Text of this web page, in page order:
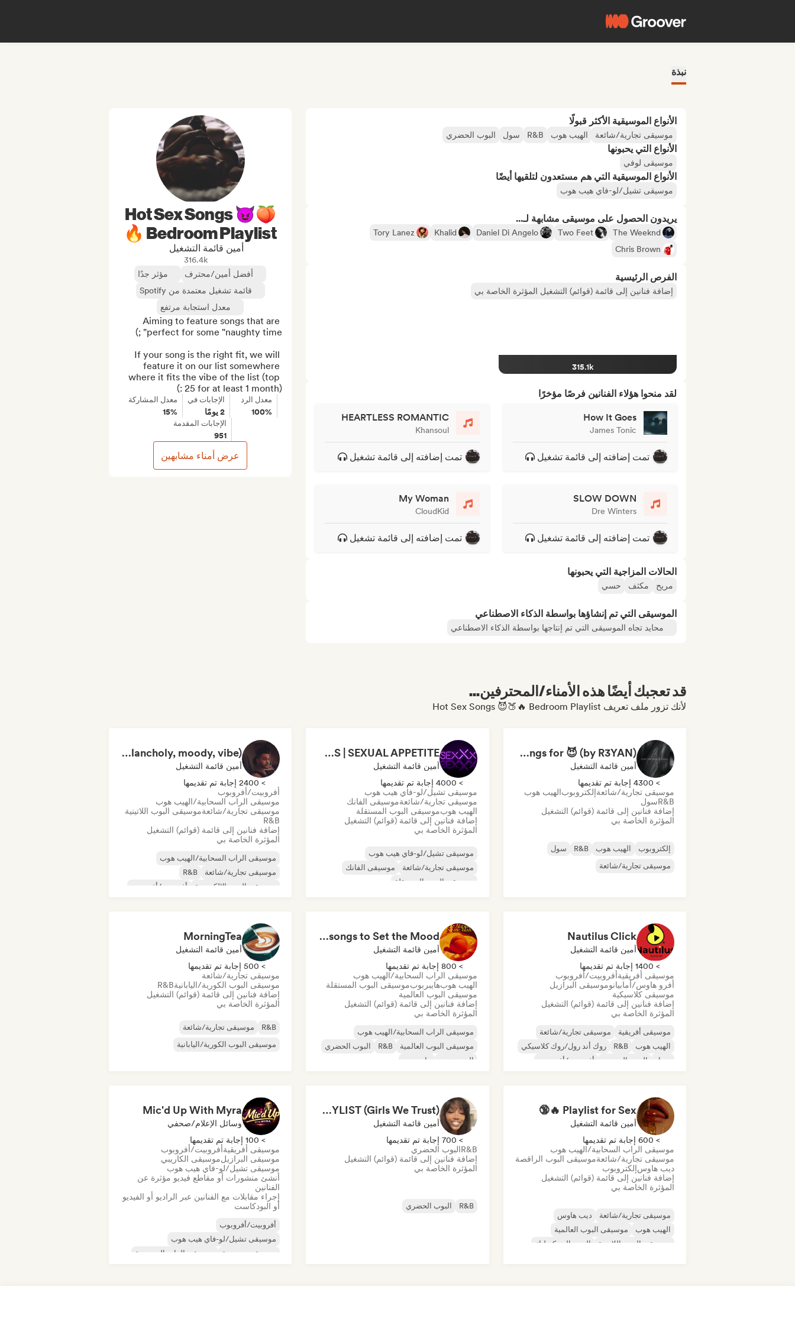
نبذة
الأنواع الموسيقية الأكثر قبولًا
موسيقى تجارية/شائعة الهيب هوب R&B سول البوب الحضري
الأنواع التي يحبونها
موسيقى لوفي
الأنواع الموسيقية التي هم مستعدون لتلقيها أيضًا
موسيقى تشيل/لو-فاي هيب هوب
يريدون الحصول على موسيقى مشابهة لـ...
The Weeknd
Two Feet
Daniel Di Angelo
Khalid
Tory Lanez
Chris Brown
الفرص الرئيسية
إضافة فنانين إلى قائمة (قوائم) التشغيل المؤثرة الخاصة بي
315.1k
لقد منحوا هؤلاء الفنانين فرصًا مؤخرًا
How It Goes
James Tonic
تمت إضافته إلى قائمة تشغيل
HEARTLESS ROMANTIC
Khansoul
تمت إضافته إلى قائمة تشغيل
SLOW DOWN
Dre Winters
تمت إضافته إلى قائمة تشغيل
My Woman
CloudKid
تمت إضافته إلى قائمة تشغيل
الحالات المزاجية التي يحبونها
مريح مكثف حسي
الموسيقى التي تم إنشاؤها بواسطة الذكاء الاصطناعي
محايد تجاه الموسيقى التي تم إنتاجها بواسطة الذكاء الاصطناعي
Hot Sex Songs 😈🍑
🔥 Bedroom Playlist
أمين قائمة التشغيل
316.4k
أفضل أمين/محترف
مؤثر جدًا
قائمة تشغيل معتمدة من Spotify
معدل استجابة مرتفع
Aiming to feature songs that are
perfect for some "naughty time" ;)
If your song is the right fit, we will
feature it on our list somewhere
where it fits the vibe of the list (top
25 for at least 1 month) :)
معدل الرد
100%
الإجابات في
2 يومًا
معدل المشاركة
15%
الإجابات المقدمة
951
عرض أمناء مشابهين
قد تعجبك أيضًا هذه الأمناء/المحترفين...
لأنك تزور ملف تعريف Hot Sex Songs 😈🍑🔥 Bedroom Playlist
Sensual songs for 😈 (by R3YAN)
أمين قائمة التشغيل
> 4300 إجابة تم تقديمها
موسيقى تجارية/شائعةإلكتروبوبالهيب هوب
R&Bسول
إضافة فنانين إلى قائمة (قوائم) التشغيل
المؤثرة الخاصة بي
إلكتروبوب الهيب هوب R&B
سول
موسيقى تجارية/شائعة
THE SEXXX PLAYLIST🔞: HOTTEST BEDROOM SONGS | SEXUAL APPETITE 👅💦
أمين قائمة التشغيل
> 4000 إجابة تم تقديمها
موسيقى تشيل/لو-فاي هيب هوب
موسيقى تجارية/شائعةموسيقى الفانك
الهيب هوبموسيقى البوب المستقلة
إضافة فنانين إلى قائمة (قوائم) التشغيل
المؤثرة الخاصة بي
موسيقى تشيل/لو-فاي هيب هوب
موسيقى تجارية/شائعة
موسيقى الفانك
موسيقى البوب المستقلة
The Weeknd Hottest Vibes🥵🔥(pop, rock, rnb, hiphop, sexy, dark, sad, chill, melancholy, moody, vibe)
أمين قائمة التشغيل
> 2400 إجابة تم تقديمها
أفروبيت/أفروبوب
موسيقى الراب السحابية/الهيب هوب
موسيقى تجارية/شائعةموسيقى البوب اللاتينية
R&B
إضافة فنانين إلى قائمة (قوائم) التشغيل
المؤثرة الخاصة بي
موسيقى الراب السحابية/الهيب هوب
موسيقى تجارية/شائعة
R&B
موسيقى البوب الإلكترونية
أفروبيت/أفروبوب
Nautilus Click
أمين قائمة التشغيل
> 1400 إجابة تم تقديمها
موسيقى أفريقيةأفروبيت/أفروبوب
أفرو هاوس/أمابيانوموسيقى البرازيل
موسيقى كلاسيكية
إضافة فنانين إلى قائمة (قوائم) التشغيل
المؤثرة الخاصة بي
موسيقى أفريقية
موسيقى تجارية/شائعة
الهيب هوب
R&B
روك أند رول/روك كلاسيكي
سول
البوب الحضري أفروبيت/أفروبوب
Sexy & Hot songs to Set the Mood 🥀 🥵
أمين قائمة التشغيل
> 800 إجابة تم تقديمها
موسيقى الراب السحابية/الهيب هوب
الهيب هوبهايبربوبموسيقى البوب المستقلة
موسيقى البوب العالمية
إضافة فنانين إلى قائمة (قوائم) التشغيل
المؤثرة الخاصة بي
موسيقى الراب السحابية/الهيب هوب
موسيقى البوب العالمية
R&B
البوب الحضري
الهيب هوب
هايبربوب
MorningTea
أمين قائمة التشغيل
> 500 إجابة تم تقديمها
موسيقى تجارية/شائعة
موسيقى البوب الكورية/اليابانيةR&B
إضافة فنانين إلى قائمة (قوائم) التشغيل
المؤثرة الخاصة بي
R&B
موسيقى تجارية/شائعة
موسيقى البوب الكورية/اليابانية
Playlist for Sex 🔥🔞
أمين قائمة التشغيل
> 600 إجابة تم تقديمها
موسيقى الراب السحابية/الهيب هوب
موسيقى تجارية/شائعةموسيقى البوب الراقصة
ديب هاوسإلكتروبوب
إضافة فنانين إلى قائمة (قوائم) التشغيل
المؤثرة الخاصة بي
موسيقى تجارية/شائعة
ديب هاوس
الهيب هوب
موسيقى البوب العالمية
موسيقى البوب اللاتينية
البوب السيكديليك
RNB PLAYLIST (Girls We Trust)
أمين قائمة التشغيل
> 700 إجابة تم تقديمها
R&Bالبوب الحضري
إضافة فنانين إلى قائمة (قوائم) التشغيل
المؤثرة الخاصة بي
R&B البوب الحضري
Mic'd Up With Myra
وسائل الإعلام/صحفي
> 100 إجابة تم تقديمها
موسيقى أفريقيةأفروبيت/أفروبوب
موسيقى البرازيلموسيقى الكاريبي
موسيقى تشيل/لو-فاي هيب هوب
أنشئ منشورات أو مقاطع فيديو مؤثرة عن
الفنانين
إجراء مقابلات مع الفنانين عبر الراديو أو الفيديو
أو البودكاست
أفروبيت/أفروبوب
موسيقى تشيل/لو-فاي هيب هوب
موسيقى مسيحية
موسيقى الراب المسيحية